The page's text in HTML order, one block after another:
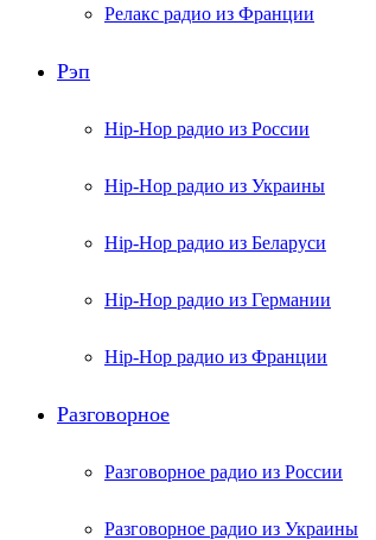
Релакс радио из Франции
Рэп
Hip-Hop радио из России
Hip-Hop радио из Украины
Hip-Hop радио из Беларуси
Hip-Hop радио из Германии
Hip-Hop радио из Франции
Разговорное
Разговорное радио из России
Разговорное радио из Украины